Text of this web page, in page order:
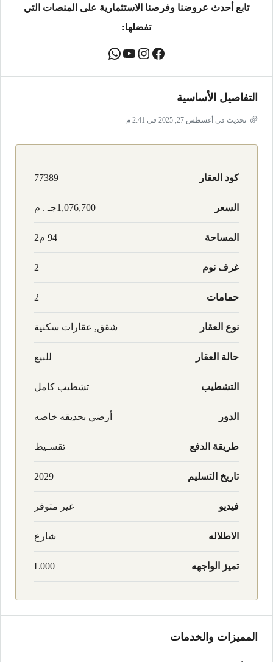
تابع أحدث عروضنا وفرصنا الاستثمارية على المنصات التي
تفضلها:
التفاصيل الأساسية
تحديث في أغسطس 27, 2025 في 2:41 م
كود العقار 77389
السعر 1,076,700جـ . م
المساحة 94 م2
غرف نوم 2
حمامات 2
نوع العقار شقق, عقارات سكنية
حالة العقار للبيع
التشطيب تشطيب كامل
الدور أرضي بحديقه خاصه
طريقة الدفع تقسـيط
تاريخ التسليم 2029
فيديو غير متوفر
الاطلاله شارع
تميز الواجهه L000
المميزات والخدمات